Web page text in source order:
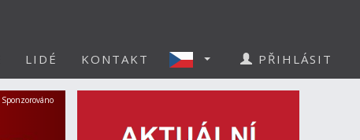
LIDÉ KONTAKT PŘIHLÁSIT
Další
Sponzorováno